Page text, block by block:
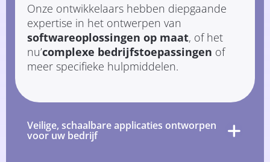
Onze ontwikkelaars hebben diepgaande
expertise in het ontwerpen van
softwareoplossingen op maat, of het
nu’complexe bedrijfstoepassingen of
meer specifieke hulpmiddelen.
Veilige, schaalbare applicaties ontworpen
voor uw bedrijf